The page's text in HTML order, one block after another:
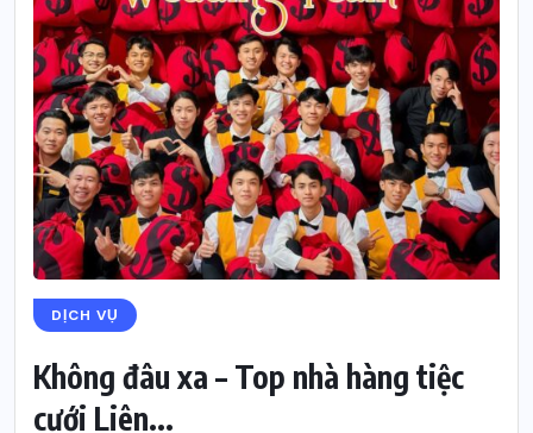
DỊCH VỤ
Không đâu xa – Top nhà hàng tiệc
cưới Liên...